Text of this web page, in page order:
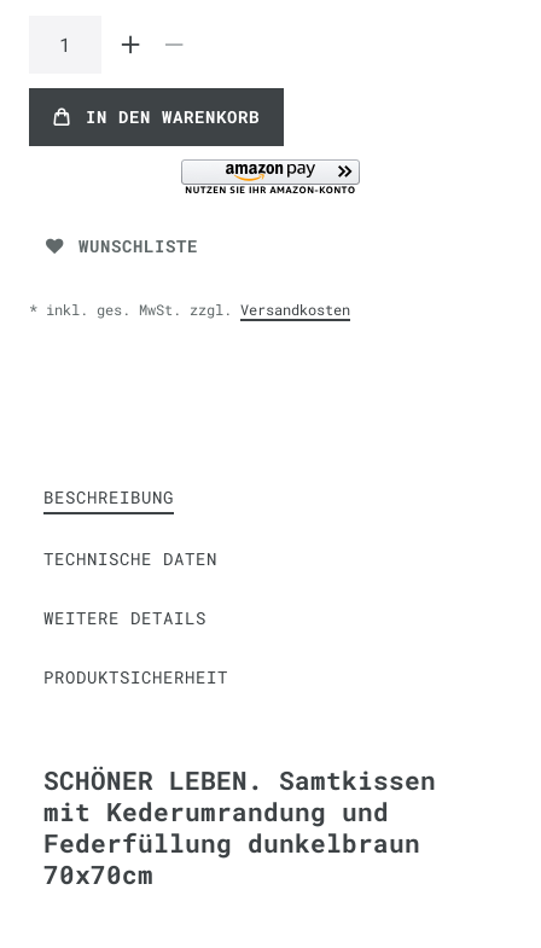
IN DEN WARENKORB
WUNSCHLISTE
* inkl. ges. MwSt. zzgl. Versandkosten
BESCHREIBUNG
TECHNISCHE DATEN
WEITERE DETAILS
PRODUKTSICHERHEIT
SCHÖNER LEBEN. Samtkissen
mit Kederumrandung und
Federfüllung dunkelbraun
70x70cm